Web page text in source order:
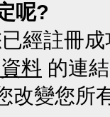
呢?
經註冊
料 的連
改變您所